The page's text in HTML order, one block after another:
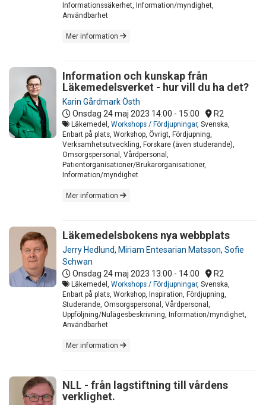
Informationssäkerhet, Information/myndighet,
Användbarhet
Mer information
Information och kunskap från
Läkemedelsverket - hur vill du ha det?
Karin Gårdmark Östh
Onsdag 24 maj 2023 14:00 - 15:00 R2
Läkemedel, Workshops / Fördjupningar, Svenska,
Enbart på plats, Workshop, Övrigt, Fördjupning,
Verksamhetsutveckling, Forskare (även studerande),
Omsorgspersonal, Vårdpersonal,
Patientorganisationer/Brukarorganisationer,
Information/myndighet
Mer information
Läkemedelsbokens nya webbplats
Jerry Hedlund, Miriam Entesarian Matsson, Sofie
Schwan
Onsdag 24 maj 2023 13:00 - 14:00 R2
Läkemedel, Workshops / Fördjupningar, Svenska,
Enbart på plats, Workshop, Inspiration, Fördjupning,
Studerande, Omsorgspersonal, Vårdpersonal,
Uppföljning/Nulägesbeskrivning, Information/myndighet,
Användbarhet
Mer information
NLL - från lagstiftning till vårdens
verklighet.